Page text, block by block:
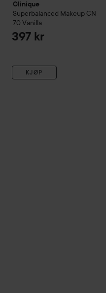
Clinique
Superbalanced Makeup CN
70 Vanilla
397 kr
KJØP